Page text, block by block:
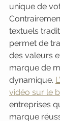
unique de
textuels
permet de
des valeurs
marque de
dynamique.
vidéo sur le
entreprises
marque